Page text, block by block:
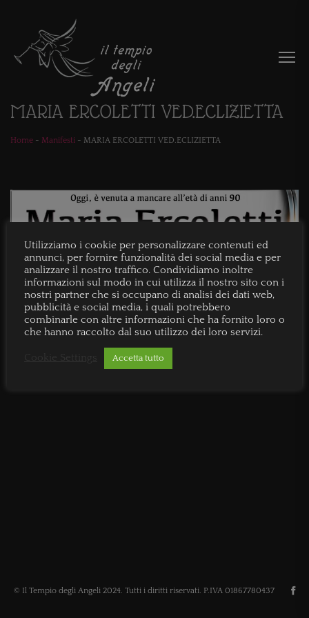
MARIA ERCOLETTI VED.ECLIZIETTA
Home - Manifesti - MARIA ERCOLETTI VED.ECLIZIETTA
© Il Tempio degli Angeli 2024. Tutti i diritti riservati. P.IVA 01867780437
Utilizziamo i cookie per personalizzare contenuti ed
annunci, per fornire funzionalità dei social media e per
analizzare il nostro traffico. Condividiamo inoltre
informazioni sul modo in cui utilizza il nostro sito con i
nostri partner che si occupano di analisi dei dati web,
pubblicità e social media, i quali potrebbero
combinarle con altre informazioni che ha fornito loro o
che hanno raccolto dal suo utilizzo dei loro servizi.
Accetta tutto